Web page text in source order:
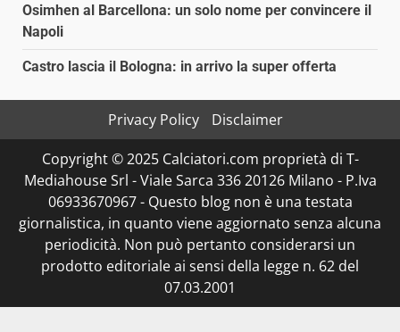
Osimhen al Barcellona: un solo nome per convincere il
Napoli
Castro lascia il Bologna: in arrivo la super offerta
Privacy Policy
Disclaimer
Copyright © 2025 Calciatori.com proprietà di T-
Mediahouse Srl - Viale Sarca 336 20126 Milano - P.Iva
06933670967 - Questo blog non è una testata
giornalistica, in quanto viene aggiornato senza alcuna
periodicità. Non può pertanto considerarsi un
prodotto editoriale ai sensi della legge n. 62 del
07.03.2001